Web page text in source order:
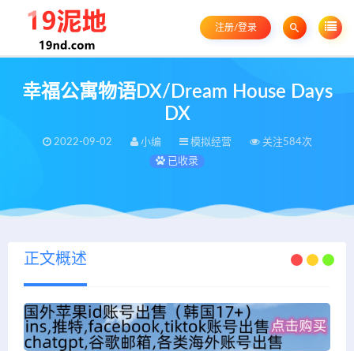
注册/登录
幸福公寓物语DX/Dream House Days
DX
2022-09-02 小编 模拟经营
关注584次
已收录
正文概述